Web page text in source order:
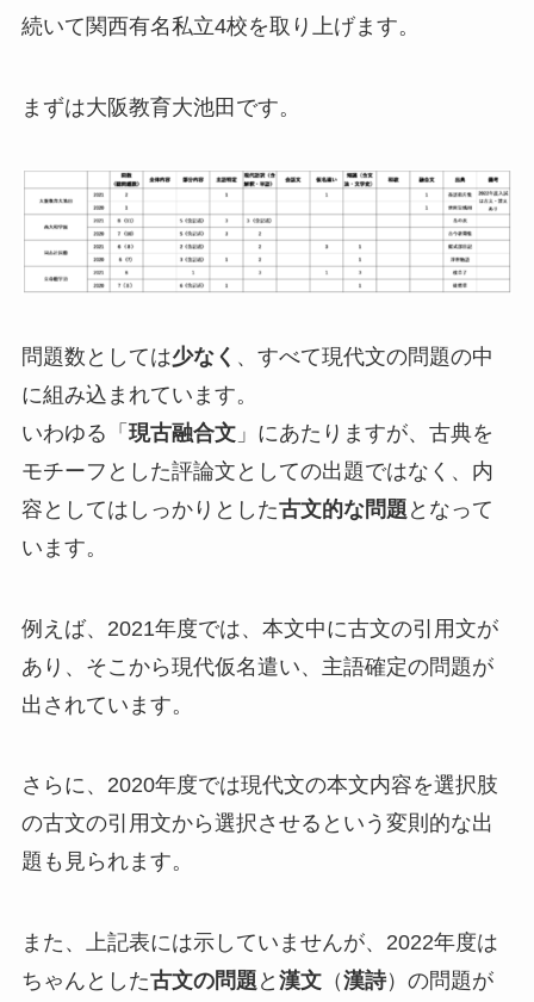
続いて関西有名私立4校を取り上げます。
まずは大阪教育大池田です。
問題数としては少なく 、すべて現代文の問題の中
に組み込まれています。
いわゆる「 現古融合文」にあたりますが、古典を
モチーフとした評論文としての出題ではなく、内
容としてはしっかりとした古文的な問題 となって
います。
例えば、2021年度では、本文中に古文の引用文が
あり、そこから現代仮名遣い、主語確定の問題が
出されています。
さらに、2020年度では現代文の本文内容を選択肢
の古文の引用文から選択させるという変則的な出
題も見られます。
また、上記表には示していませんが、2022年度は
ちゃんとした古文の問題 と 漢文（漢詩）の問題が